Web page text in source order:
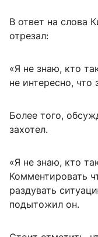
В ответ на слова
отрезал:
«Я не знаю, кто
не интересно, что
Более того,
захотел.
«Я не знаю, кто
Комментировать
раздувать
подытожил он.